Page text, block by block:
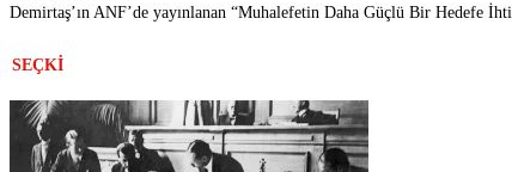
Demirtaş’ın ANF’de yayınlanan “Muhalefetin Daha Güçlü Bir Hedefe
SEÇKI